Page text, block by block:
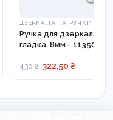
ДЗЕРКАЛА ТА РУЧКИ
Ручка для дзеркала
гладка, 8мм - 113500
430 ₴ 322,50 ₴